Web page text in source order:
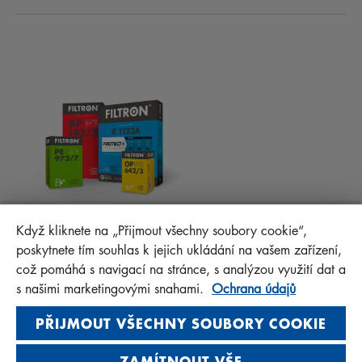
FAQ
MANN+HUMMEL FT Poland
Sp. z o. o. Sp. k.
ul. Wrocławska 145, 63-800 GOSTYŃ, POLAND
Privacy Statement
Imprint
Když kliknete na „Přijmout všechny soubory cookie“,
poskytnete tím souhlas k jejich ukládání na vašem zařízení,
což pomáhá s navigací na stránce, s analýzou využití dat a
s našimi marketingovými snahami. Ochrana údajů
PŘIJMOUT VŠECHNY SOUBORY COOKIE